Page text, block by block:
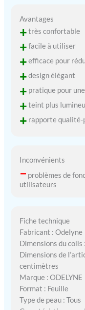
Avantages
+très confortable
+facile à utiliser
+efficace pour
+design élégant
+ pratique pour
+teint plus
+ rapporte
Inconvénients
– problèmes de
utilisateurs
Fiche technique
Fabricant : Odelyne
Dimensions du
Dimensions de
centimètres
Marque : ODELYNE
Format : Feuille
Type de peau : Tous